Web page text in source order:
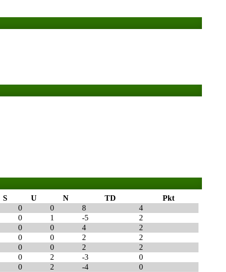
S U N TD
Pkt
0 0 8
4
0 1 -5
2
0 0 4
2
0 0 2
2
0 0 2
2
0 2 -3
0
0 2 -4
0